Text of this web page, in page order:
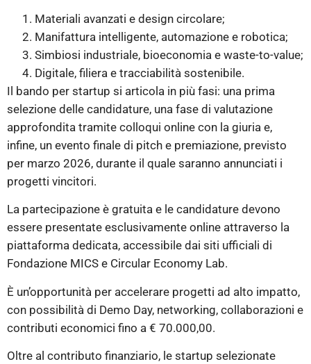
Materiali avanzati e design circolare;
Manifattura intelligente, automazione e robotica;
Simbiosi industriale, bioeconomia e waste-to-value;
Digitale, filiera e tracciabilità sostenibile.
Il bando per startup si articola in più fasi: una prima
selezione delle candidature, una fase di valutazione
approfondita tramite colloqui online con la giuria e,
infine, un evento finale di pitch e premiazione, previsto
per marzo 2026, durante il quale saranno annunciati i
progetti vincitori.
La partecipazione è gratuita e le candidature devono
essere presentate esclusivamente online attraverso la
piattaforma dedicata, accessibile dai siti ufficiali di
Fondazione MICS e Circular Economy Lab.
È un’opportunità per accelerare progetti ad alto impatto,
con possibilità di Demo Day, networking, collaborazioni e
contributi economici fino a € 70.000,00.
Oltre al contributo finanziario, le startup selezionate